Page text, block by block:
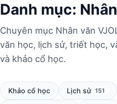
Danh mục:
Chuyên mục Nhân văn
văn học, lịch sử, triết học,
và khảo cổ học.
Khảo cổ học Lịch sử 151